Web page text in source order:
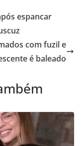
espancar
com fuzil e
é baleado